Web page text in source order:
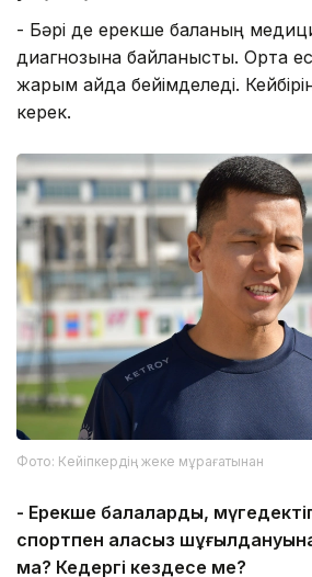
- Бәрі де ерекше баланың
диагнозына байланысты. Орта
жарым айда бейімделеді.
керек.
Фото: Кейіпкердің жеке мұрағатынан
- Ерекше балалардың,
спортпен алаңсыз
ма? Кедергі кездесе ме?